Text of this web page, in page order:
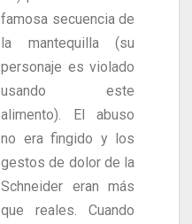
famosa secuencia de
la mantequilla (su
personaje es violado
usando este
alimento). El abuso
no era fingido y los
gestos de dolor de la
Schneider eran más
que reales. Cuando